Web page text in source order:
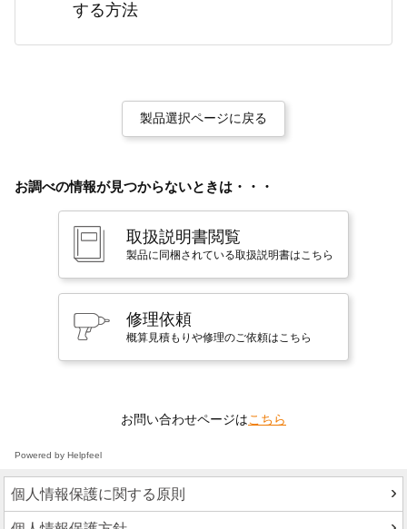
する方法
製品選択ページに戻る
お調べの情報が見つからないときは・・・
取扱説明書閲覧
製品に同梱されている取扱説明書はこちら
修理依頼
概算見積もりや修理のご依頼はこちら
お問い合わせページはこちら
Powered by Helpfeel
個人情報保護に関する原則